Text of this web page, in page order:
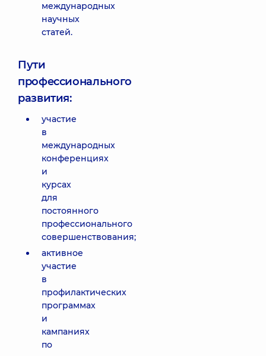
международных
научных
статей.
Пути
профессионального
развития:
участие
в
международных
конференциях
и
курсах
для
постоянного
профессионального
совершенствования;
активное
участие
в
профилактических
программах
и
кампаниях
по